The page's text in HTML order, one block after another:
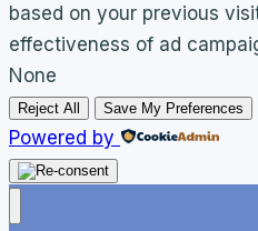
based on your previous
effectiveness of ad
None
Reject All Save My Preferences
Powered by